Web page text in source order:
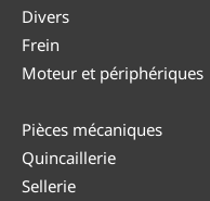
Divers
Frein
Moteur et périphériques
Pièces mécaniques
Quincaillerie
Sellerie